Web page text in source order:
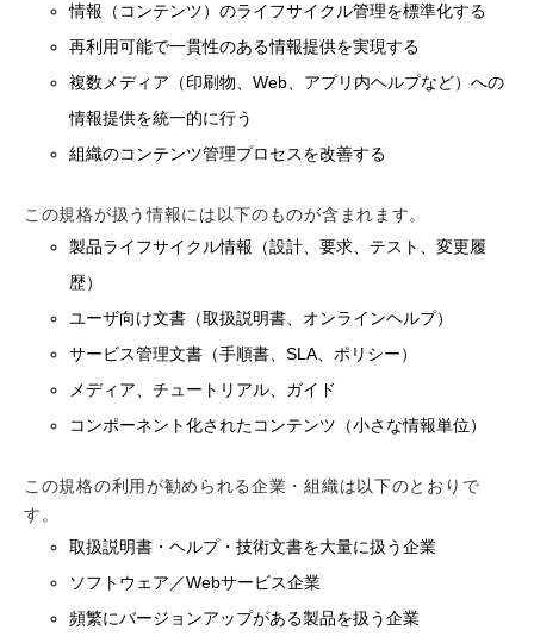
情報（コンテンツ）のライフサイクル管理を標準化する
再利用可能で一貫性のある情報提供を実現する
複数メディア（印刷物、Web、アプリ内ヘルプなど）への
情報提供を統一的に行う
組織のコンテンツ管理プロセスを改善する
この規格が扱う情報には以下のものが含まれます。
製品ライフサイクル情報（設計、要求、テスト、変更履
歴）
ユーザ向け文書（取扱説明書、オンラインヘルプ）
サービス管理文書（手順書、SLA、ポリシー）
メディア、チュートリアル、ガイド
コンポーネント化されたコンテンツ（小さな情報単位）
この規格の利用が勧められる企業・組織は以下のとおりで
す。
取扱説明書・ヘルプ・技術文書を大量に扱う企業
ソフトウェア／Webサービス企業
頻繁にバージョンアップがある製品を扱う企業